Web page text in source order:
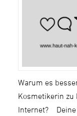
Warum es
Kosmetikerin
Internet? Deine